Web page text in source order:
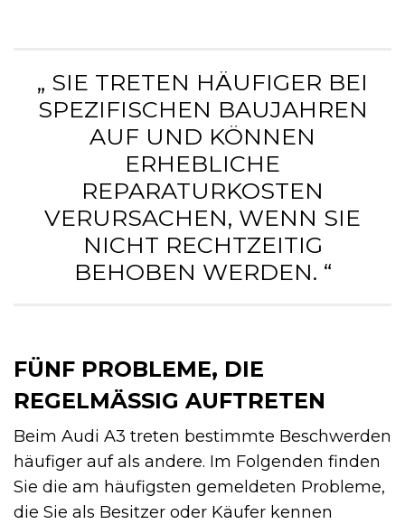
„ SIE TRETEN HÄUFIGER BEI
SPEZIFISCHEN BAUJAHREN
AUF UND KÖNNEN
ERHEBLICHE
REPARATURKOSTEN
VERURSACHEN, WENN SIE
NICHT RECHTZEITIG
BEHOBEN WERDEN. “
FÜNF PROBLEME, DIE
REGELMÄSSIG AUFTRETEN
Beim Audi A3 treten bestimmte Beschwerden
häufiger auf als andere. Im Folgenden finden
Sie die am häufigsten gemeldeten Probleme,
die Sie als Besitzer oder Käufer kennen